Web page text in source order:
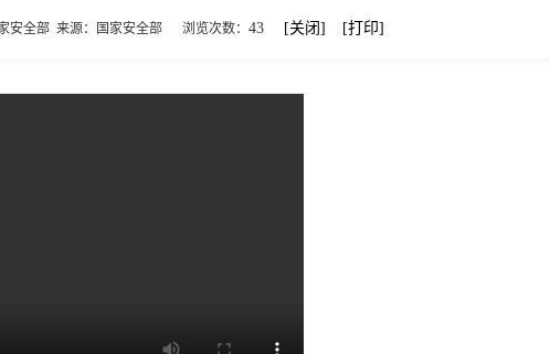
安全部 来源：国家安全部 浏览次数： 43 [关闭] [打印]